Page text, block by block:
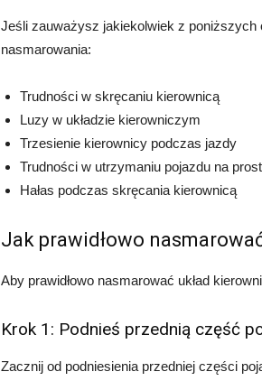
Jeśli zauważysz jakiekolwiek z poniższych
nasmarowania:
Trudności w skręcaniu kierownicą
Luzy w układzie kierowniczym
Trzesienie kierownicy podczas jazdy
Trudności w utrzymaniu pojazdu na
Hałas podczas skręcania kierownicą
Jak prawidłowo
Aby prawidłowo nasmarować układ
Krok 1: Podnieś przednią część
Zacznij od podniesienia przedniej części